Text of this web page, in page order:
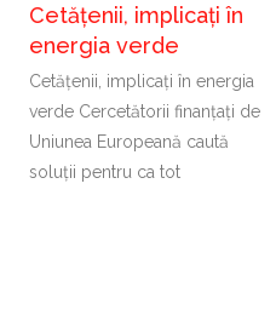
Cetățenii, implicați în
energia verde
Cetățenii, implicați în energia
verde Cercetătorii finanțați de
Uniunea Europeană caută
soluții pentru ca tot